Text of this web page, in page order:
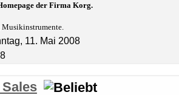
der Firma Korg.
Musikinstrumente.
11. Mai 2008